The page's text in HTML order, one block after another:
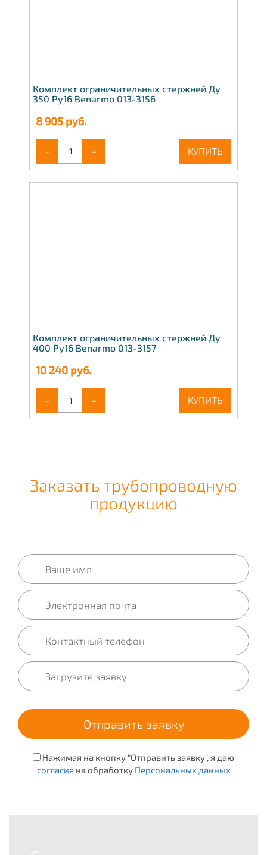
Комплект ограничительных стержней Ду
350 Ру16 Benarmo 013-3156
8 905 руб.
- + КУПИТЬ
Комплект ограничительных стержней Ду
400 Ру16 Benarmo 013-3157
10 240 руб.
- + КУПИТЬ
Заказать трубопроводную
продукцию
Нажимая на кнопку "Отправить заявку", я даю
согласиена обработку Персональных данных